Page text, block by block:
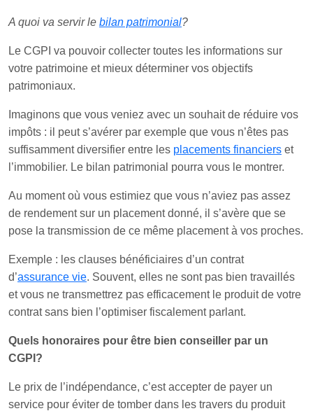
A quoi va servir le bilan patrimonial?
Le CGPI va pouvoir collecter toutes les informations sur
votre patrimoine et mieux déterminer vos objectifs
patrimoniaux.
Imaginons que vous veniez avec un souhait de réduire vos
impôts : il peut s’avérer par exemple que vous n’êtes pas
suffisamment diversifier entre les placements financiers et
l’immobilier. Le bilan patrimonial pourra vous le montrer.
Au moment où vous estimiez que vous n’aviez pas assez
de rendement sur un placement donné, il s’avère que se
pose la transmission de ce même placement à vos proches.
Exemple : les clauses bénéficiaires d’un contrat
d’assurance vie. Souvent, elles ne sont pas bien travaillés
et vous ne transmettrez pas efficacement le produit de votre
contrat sans bien l’optimiser fiscalement parlant.
Quels honoraires pour être bien conseiller par un
CGPI?
Le prix de l’indépendance, c’est accepter de payer un
service pour éviter de tomber dans les travers du produit